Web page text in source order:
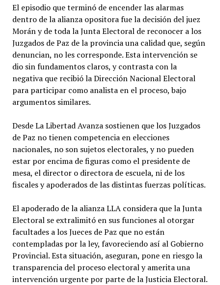
El episodio que terminó de encender las alarmas
dentro de la alianza opositora fue la decisión del juez
Morán y de toda la Junta Electoral de reconocer a los
Juzgados de Paz de la provincia una calidad que, según
denuncian, no les corresponde. Esta intervención se
dio sin fundamentos claros, y contrasta con la
negativa que recibió la Dirección Nacional Electoral
para participar como analista en el proceso, bajo
argumentos similares.
Desde La Libertad Avanza sostienen que los Juzgados
de Paz no tienen competencia en elecciones
nacionales, no son sujetos electorales, y no pueden
estar por encima de figuras como el presidente de
mesa, el director o directora de escuela, ni de los
fiscales y apoderados de las distintas fuerzas políticas.
El apoderado de la alianza LLA considera que la Junta
Electoral se extralimitó en sus funciones al otorgar
facultades a los Jueces de Paz que no están
contempladas por la ley, favoreciendo así al Gobierno
Provincial. Esta situación, aseguran, pone en riesgo la
transparencia del proceso electoral y amerita una
intervención urgente por parte de la Justicia Electoral.